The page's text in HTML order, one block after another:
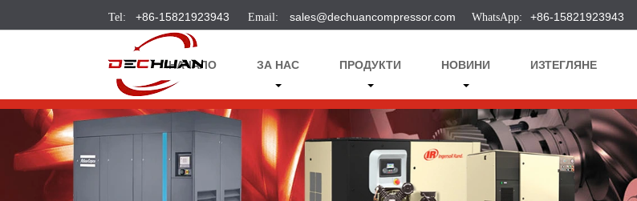
+86-15821923943 sales@dechuancompressor.com +86-15821923943
НАЧАЛО ЗА НАС ПРОДУКТИ НОВИНИ ИЗТЕГЛЯНЕ